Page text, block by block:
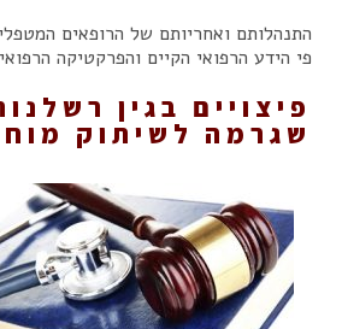
התנהלותם ואחריותם של הרופאים
פי הידע הרפואי הקיים והפרקטיקה
פיצויים בגין
שגרמה לשיתוק